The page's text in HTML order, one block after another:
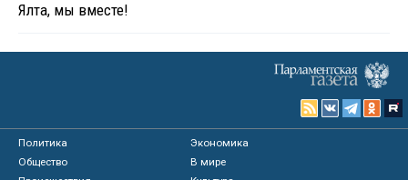
Ялта, мы вместе!
Политика
Экономика
Общество
В мире